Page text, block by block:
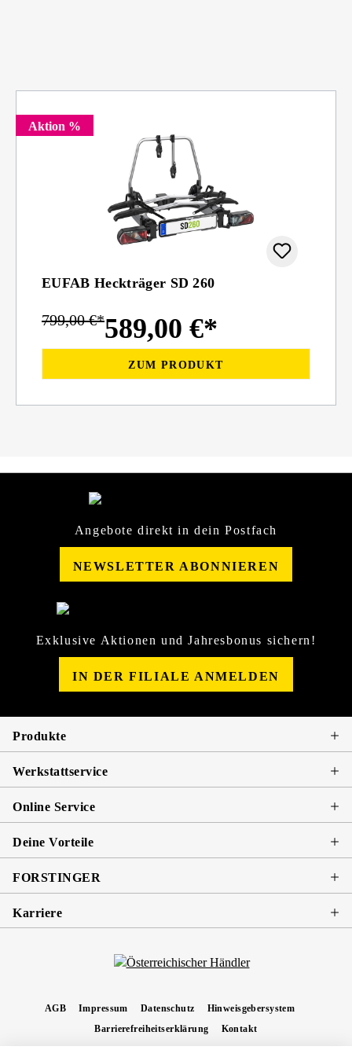
Aktion %
EUFAB Heckträger SD 260
589,00 €*
799,00 €*
ZUM PRODUKT
Angebote direkt in dein Postfach
NEWSLETTER ABONNIEREN
Exklusive Aktionen und Jahresbonus sichern!
IN DER FILIALE ANMELDEN
Produkte
Werkstattservice
Online Service
Deine Vorteile
FORSTINGER
Karriere
AGB Impressum Datenschutz
Hinweisgebersystem
Barrierefreiheitserklärung
Kontakt